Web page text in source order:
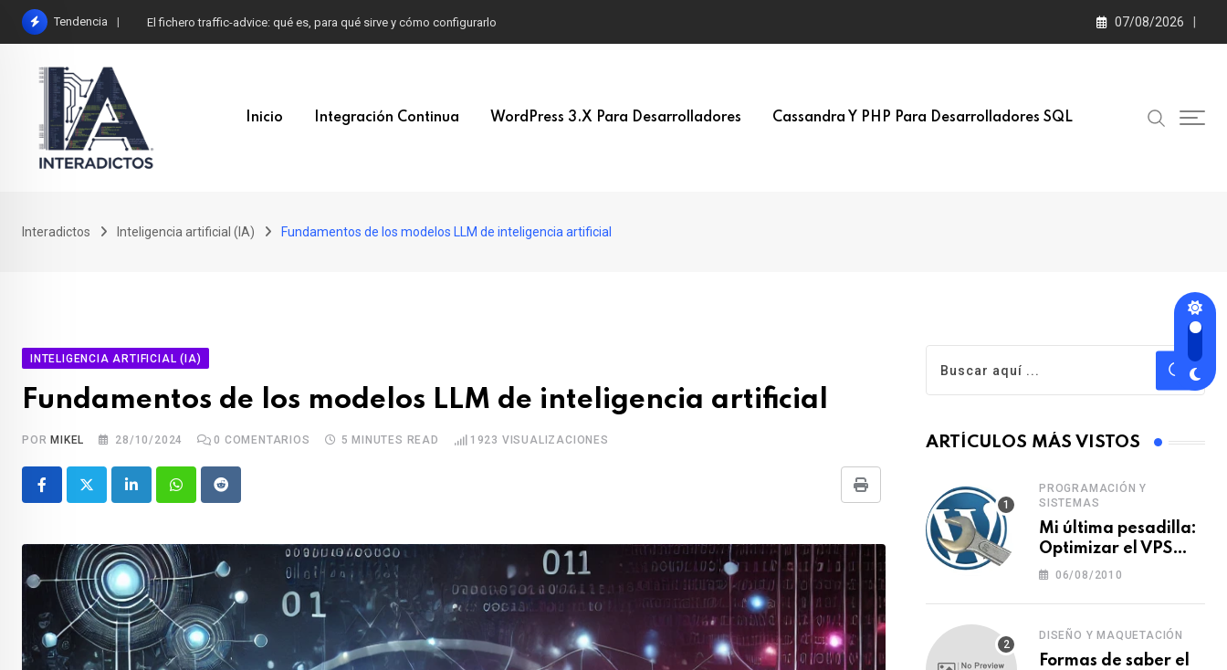
Skip
content
Tendencia El fichero traffic-advice: qué es, para qué sirve y cómo configurarlo 07/08/2026
Inicio Integración Continua WordPress 3.x Para Desarrolladores Cassandra Y PHP Para Desarrolladores SQL
Interadictos Inteligencia artificial (IA) Fundamentos de los modelos LLM de inteligencia artificial
INTELIGENCIA ARTIFICIAL (IA)
Fundamentos de los modelos LLM de inteligencia artificial
POR MIKEL 28/10/2024 0 COMENTARIOS 5 MINUTES READ 1923 VISUALIZACIONES
LinkedInWhatsappReddit Print
ARTÍCULOS MÁS VISTOS
PROGRAMACIÓN Y
SISTEMAS
Mi última pesadilla:
Optimizar el VPS
para WordPress
06/08/2010
DISEÑO Y MAQUETACIÓN
Formas de saber el